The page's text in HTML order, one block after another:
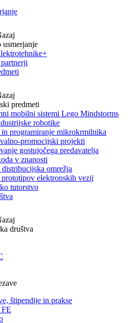
usmerjanje
predmeti
mobilni sistemi Lego Mindstorms
robotike
in programiranje mikrokrmilnika
promocijski projekti
gostujočega predavatelja
v znanosti
distribucijska omrežja
prototipov elektronskih vezij
tutorstvo
društva
štipendije in prakse
FE